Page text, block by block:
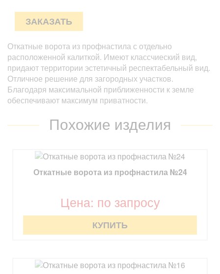
ЗАКАЗАТЬ
Откатные ворота из профнастила с отдельно
расположенной калиткой. Имеют классчиеский вид,
придают территории эстетичный респектабельный вид.
Отличное решение для загородных участков.
Благодаря максимальной приближенности к земле
обеспечивают максимум приватности.
Похожие изделия
Откатные ворота из профнастила №24
Цена: по запросу
КУПИТЬ